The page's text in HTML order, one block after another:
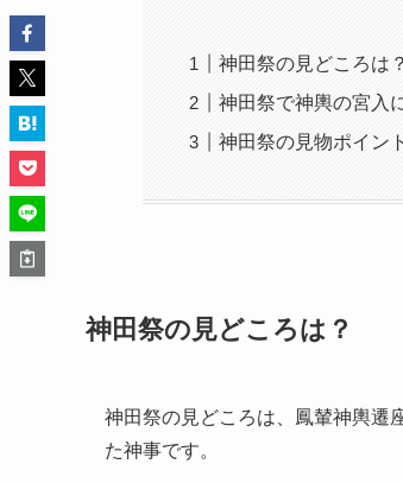
神田祭の見どころは？
神田祭で神輿の宮入
神田祭の見物ポイン
神田祭の見どころは？
神田祭の見どころは、鳳輦神輿遷
た神事です。